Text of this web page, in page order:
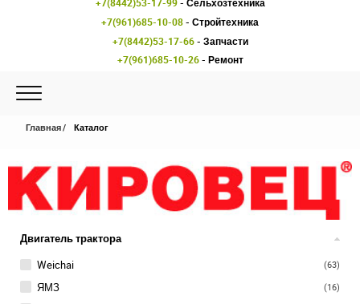
+7(961)685-10-08- Стройтехника
+7(8442)53-17-66- Запчасти
+7(961)685-10-26- Ремонт
Главная Каталог
Двигатель трактора
Weichai
(63)
ЯМЗ (16)